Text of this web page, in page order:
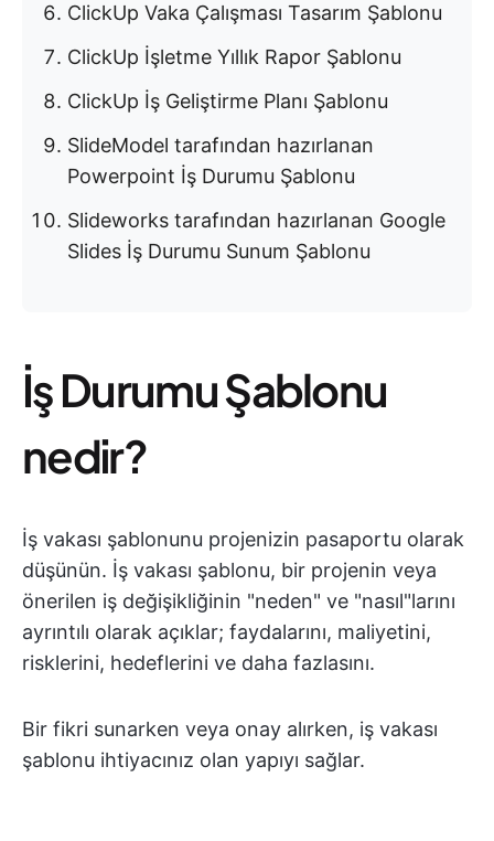
ClickUp Vaka Çalışması Tasarım Şablonu
ClickUp İşletme Yıllık Rapor Şablonu
ClickUp İş Geliştirme Planı Şablonu
SlideModel tarafından hazırlanan
Powerpoint İş Durumu Şablonu
Slideworks tarafından hazırlanan Google
Slides İş Durumu Sunum Şablonu
İş Durumu Şablonu
nedir?
İş vakası şablonunu projenizin pasaportu olarak
düşünün. İş vakası şablonu, bir projenin veya
önerilen iş değişikliğinin "neden" ve "nasıl"larını
ayrıntılı olarak açıklar; faydalarını, maliyetini,
risklerini, hedeflerini ve daha fazlasını.
Bir fikri sunarken veya onay alırken, iş vakası
şablonu ihtiyacınız olan yapıyı sağlar.